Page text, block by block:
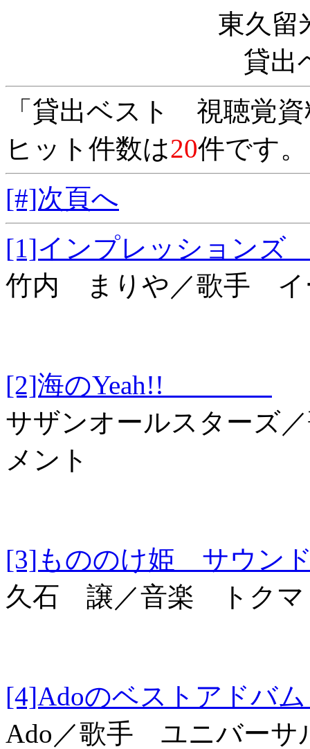
東久留
貸出
「貸出ベスト 視聴覚
ヒット件数は20件です
[#]次頁へ
[1]インプレッシ
竹内 まりや／歌手 イ
[2]海のYeah!!
サザンオールスターズ
メント
[3]もののけ姫 サ
久石 譲／音楽 トクマ
[4]Adoのベスト
Ado／歌手 ユニバーサ